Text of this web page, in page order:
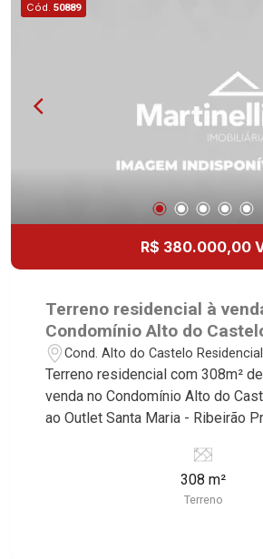
Cód. 50889
R$ 380.000,00
Terreno residencial à
Condomínio Alto do
ao Outlet Santa Maria -
Preto/SP.
Cond. Alto do Castelo
Preto/SP
Terreno residencial com 308m²
venda no Condomínio Alto do
ao Outlet Santa Maria - Ribeirão
Martinelli Imobiliária selecionou
308m² de área terreno - Plano -
fechado - Portaria 24hrs Martinelli Imobiliária -
308 m²
Terreno